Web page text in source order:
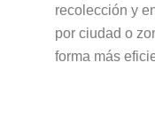
recolección y
por ciudad o
forma más